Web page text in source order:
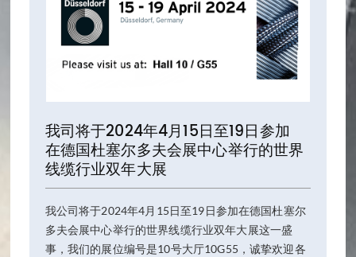
我司将于2024年4月15日至19日参加
在德国杜塞尔多夫会展中心举行的世界
线缆行业双年大展
我公司将于2024年4月15日至19日参加在德国杜塞尔
多夫会展中心举行的世界线缆行业双年大展这一盛
事，我们的展位编号是10号大厅10G55，诚挚欢迎各